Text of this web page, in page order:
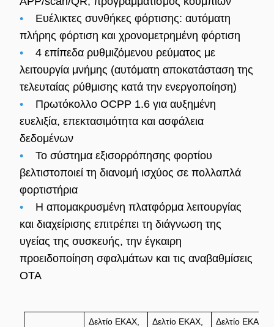
•
Ευέλικτες συνθήκες φόρτισης: αυτόματη
πλήρης φόρτιση και χρονομετρημένη φόρτιση
•
4 επίπεδα ρυθμιζόμενου ρεύματος με
λειτουργία μνήμης (αυτόματη αποκατάσταση της
τελευταίας ρύθμισης κατά την ενεργοποίηση)
•
Πρωτόκολλο OCPP 1.6 για αυξημένη
ευελιξία, επεκτασιμότητα και ασφάλεια
δεδομένων
•
Το σύστημα εξισορρόπησης φορτίου
βελτιστοποιεί τη διανομή ισχύος σε πολλαπλά
φορτιστήρια
•
Η απομακρυσμένη πλατφόρμα λειτουργίας
και διαχείρισης επιτρέπει τη διάγνωση της
υγείας της συσκευής, την έγκαιρη
προειδοποίηση σφαλμάτων και τις αναβαθμίσεις
OTA
Δελτίο ΕΚΑΧ,
Δελτίο ΕΚΑΧ,
Δελτίο ΕΚΑΧ,